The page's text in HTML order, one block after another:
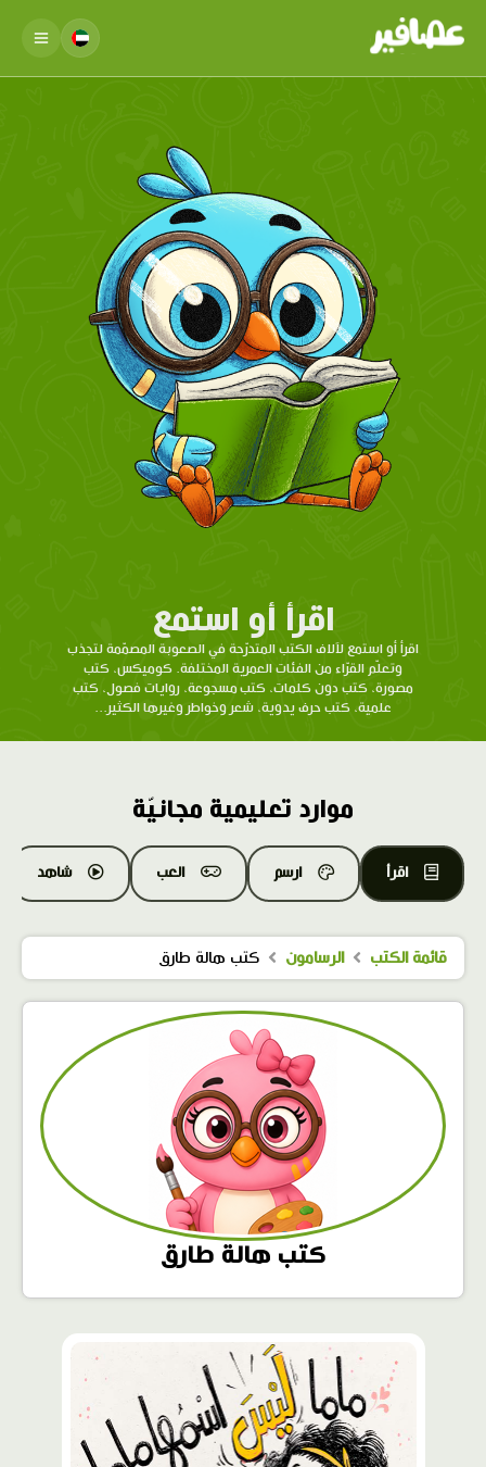
اقرأ أو استمع
اقرأ أو استمع لآلاف الكتب المتدرّحة في الصعوبة المصمّمة لتجذب
وتعلّم القرّاء من الفئات العمرية المختلفة. كوميكس، كتب
مصورة، كتب دون كلمات، كتب مسجوعة، روايات فصول، كتب
علمية، كتب حرف يدوية، شعر وخواطر وغيرها الكثير...
موارد تعليمية مجانيّة
اقرأ ارسم العب شاهد
قائمة الكتب الرسامون كتب هالة طارق
كتب هالة طارق
مميّز